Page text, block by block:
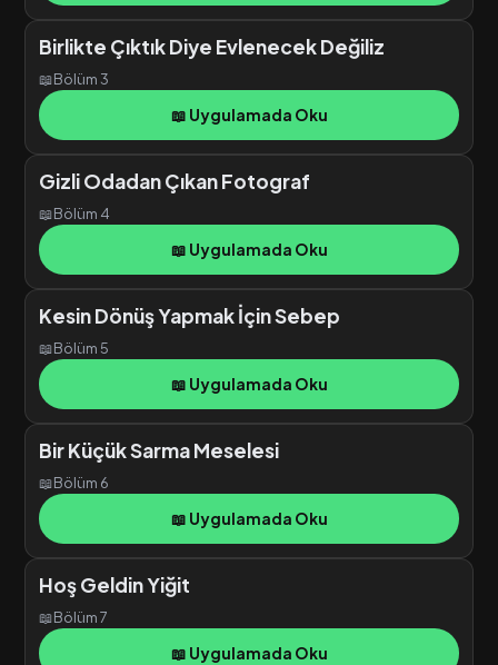
Birlikte Çıktık Diye Evlenecek Değiliz
📖Bölüm 3
📖 Uygulamada Oku
Gizli Odadan Çıkan Fotograf
📖Bölüm 4
📖 Uygulamada Oku
Kesin Dönüş Yapmak İçin Sebep
📖Bölüm 5
📖 Uygulamada Oku
Bir Küçük Sarma Meselesi
📖Bölüm 6
📖 Uygulamada Oku
Hoş Geldin Yiğit
📖Bölüm 7
📖 Uygulamada Oku